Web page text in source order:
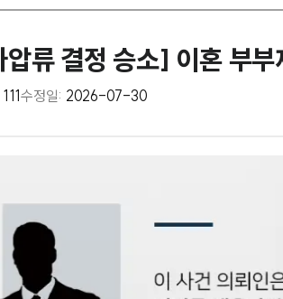
류 결정 승소] 이혼 부
111수정일: 2026-07-30